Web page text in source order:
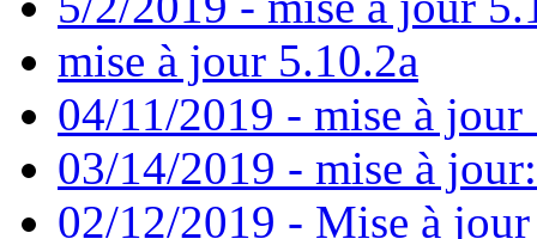
mise à jour 5.10.2a
04/11/2019 - mise à
03/14/2019 - mise à
02/12/2019 - Mise à